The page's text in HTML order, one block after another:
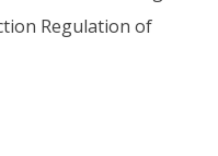
Regulation of